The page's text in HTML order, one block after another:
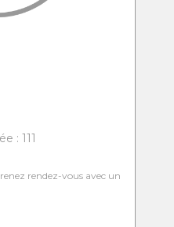
: 111
rendez-vous avec un